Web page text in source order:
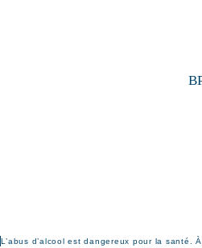
L’abus d’alcool est dangereux pour la santé.